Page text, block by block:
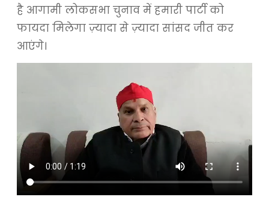
है आगामी लोकसभा चुनाव में हमारी पार्टी को
फायदा मिलेगा ज़्यादा से ज़्यादा सांसद जीत कर
आएंगे।